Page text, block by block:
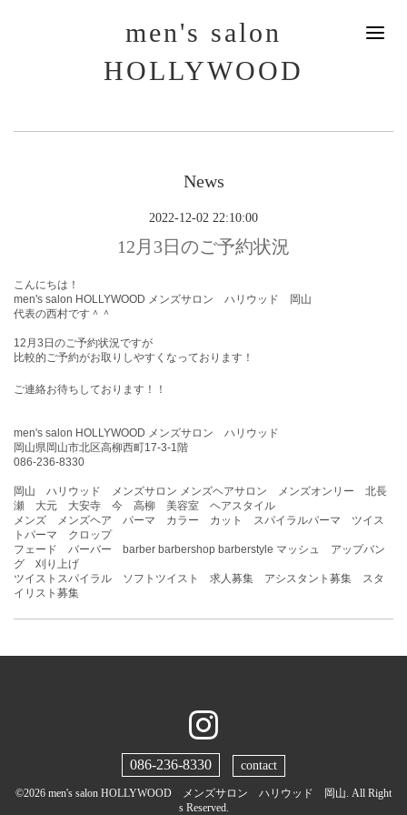
men's salon
HOLLYWOOD
News
2022-12-02 22:10:00
12月3日のご予約状況
こんにちは！
men's salon HOLLYWOOD メンズサロン ハリウッド 岡山
代表の西村です＾＾
12月3 日 のご予約状況ですが
比較的ご予約がお取りしやすくなっております！
ご連絡お待ちしております！！
men's salon HOLLYWOOD メンズサロン ハリウッド
岡山県岡山市北区高柳西町17-3-1階
086-236-8330
岡山 ハリウッド メンズサロン メンズヘアサロン メンズオンリー 北長
瀬 大元 大安寺 今 高柳 美容室 ヘアスタイル
メンズ メンズヘア パーマ カラー カット スパイラルパーマ ツイス
トパーマ クロップ
フェード バーバー barber barbershop barberstyle マッシュ アップバン
グ 刈り上げ
ツイストスパイラル ソフトツイスト 求人募集 アシスタント募集 スタ
イリスト募集
086-236-8330 contact
©2026 men's salon HOLLYWOOD メンズサロン ハリウッド 岡山. All Right
s Reserved.